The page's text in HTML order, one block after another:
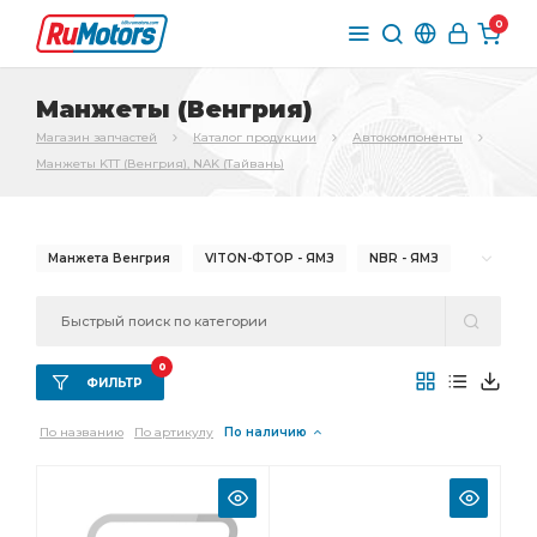
0
Манжеты (Венгрия)
Магазин запчастей Каталог продукции
Автокомпоненты
Манжеты KTT (Венгрия), NAK (Тайвань)
Манжета Венгрия VITON-ФТОР - ЯМЗ NBR - ЯМЗ
КПП с пыльником вала КПП
вала привода
ЯМЗ вала ТНВД с пыльником
первичного вала
водяного насоса вала КПП с пыльником
ФИЛЬТР
0
По названию По артикулу По наличию